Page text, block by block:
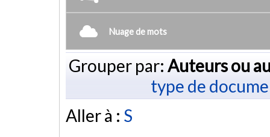
Nuage de mots
Grouper par: Auteurs ou
type de
Aller à : S